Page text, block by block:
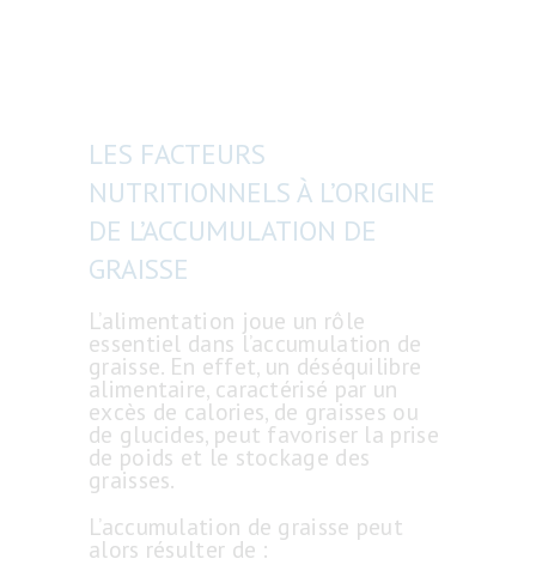
LES FACTEURS
NUTRITIONNELS À L’ORIGINE
DE L’ACCUMULATION DE
GRAISSE
L’alimentation joue un rôle
essentiel dans l’accumulation de
graisse. En effet, un déséquilibre
alimentaire, caractérisé par un
excès de calories, de graisses ou
de glucides, peut favoriser la prise
de poids et le stockage des
graisses.
L’accumulation de graisse peut
alors résulter de :